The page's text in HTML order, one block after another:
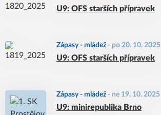
U9: OFS starších přípravek
Zápasy - mládež - po 20. 10. 2025
U9: OFS starších přípravek
Zápasy - mládež - ne 19. 10. 2025
U9: minirepublika Brno